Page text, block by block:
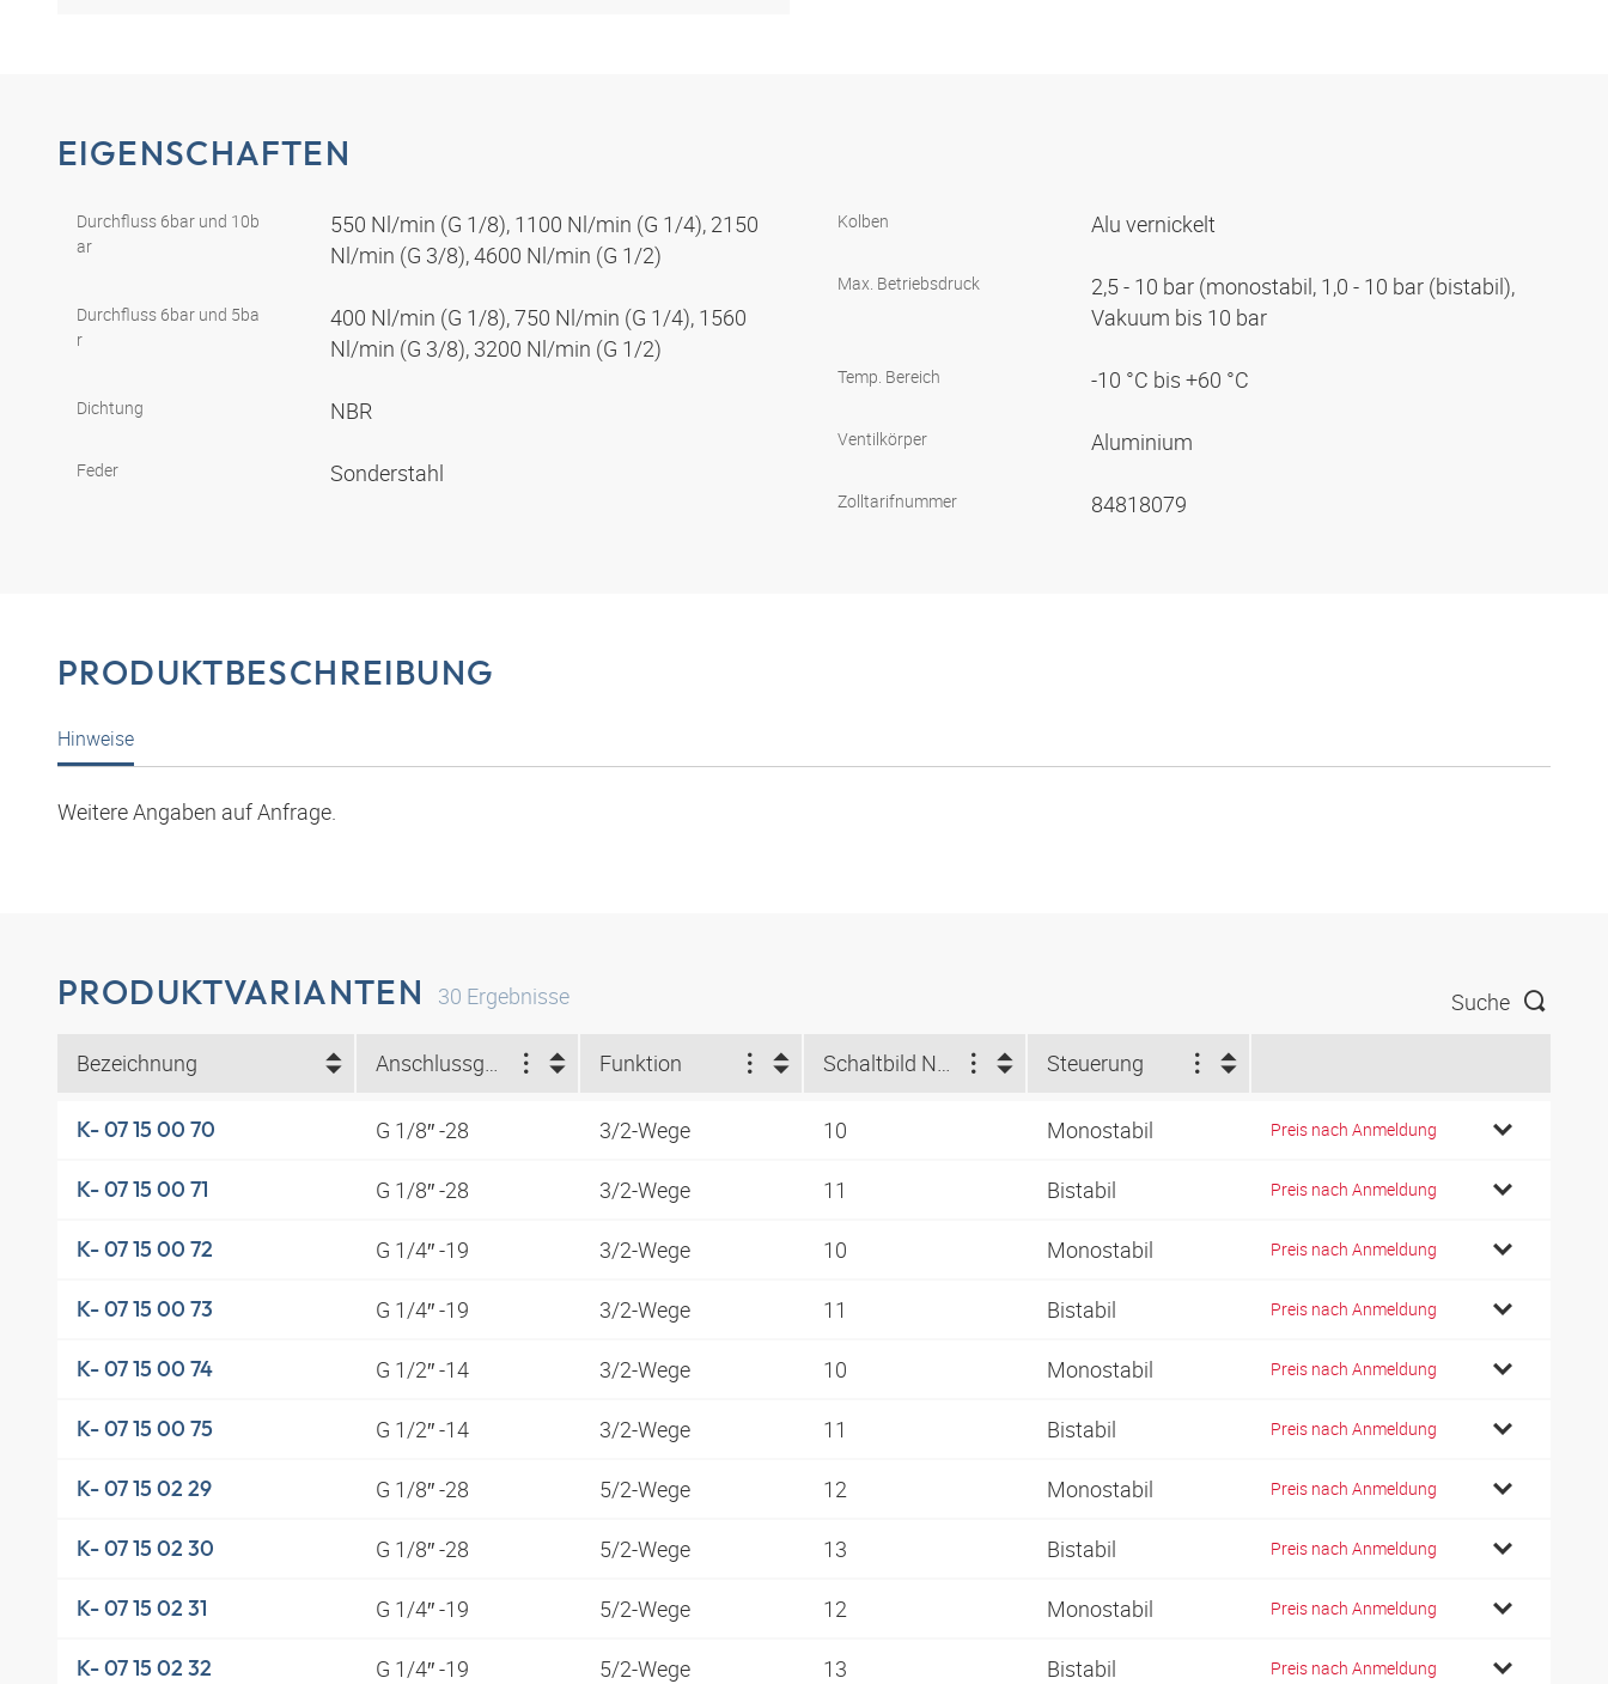
EIGENSCHAFTEN
Durchfluss 6bar und 10b
ar
550 Nl/min (G 1/8), 1100 Nl/min (G 1/4), 2150
Nl/min (G 3/8), 4600 Nl/min (G 1/2)
Durchfluss 6bar und 5ba
r
400 Nl/min (G 1/8), 750 Nl/min (G 1/4), 1560
Nl/min (G 3/8), 3200 Nl/min (G 1/2)
Dichtung NBR
Feder Sonderstahl
Kolben Alu vernickelt
Max. Betriebsdruck
2,5 - 10 bar (monostabil, 1,0 - 10 bar (bistabil),
Vakuum bis 10 bar
Temp. Bereich -10 °C bis +60 °C
Ventilkörper Aluminium
Zolltarifnummer 84818079
PRODUKTBESCHREIBUNG
Hinweise
Weitere Angaben auf Anfrage.
PRODUKTVARIANTEN 30 Ergebnisse Suche
Bezeichnung Anschlussgewinde Funktion Schaltbild Nummer Steuerung
K- 07 15 00 70 G 1/8″ -28 3/2-Wege 10 Monostabil Preis nach Anmeldung
K- 07 15 00 71 G 1/8″ -28 3/2-Wege 11 Bistabil Preis nach Anmeldung
K- 07 15 00 72 G 1/4″ -19 3/2-Wege 10 Monostabil Preis nach Anmeldung
K- 07 15 00 73 G 1/4″ -19 3/2-Wege 11 Bistabil Preis nach Anmeldung
K- 07 15 00 74 G 1/2″ -14 3/2-Wege 10 Monostabil Preis nach Anmeldung
K- 07 15 00 75 G 1/2″ -14 3/2-Wege 11 Bistabil Preis nach Anmeldung
K- 07 15 02 29 G 1/8″ -28 5/2-Wege 12 Monostabil Preis nach Anmeldung
K- 07 15 02 30 G 1/8″ -28 5/2-Wege 13 Bistabil Preis nach Anmeldung
K- 07 15 02 31 G 1/4″ -19 5/2-Wege 12 Monostabil Preis nach Anmeldung
K- 07 15 02 32 G 1/4″ -19 5/2-Wege 13 Bistabil Preis nach Anmeldung